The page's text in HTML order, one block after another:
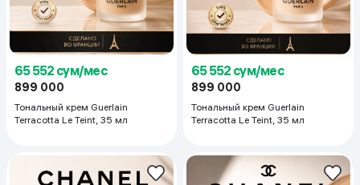
65 552 сум/мес
899 000
Тональный крем Guerlain
Terracotta Le Teint, 35 мл
65 552 сум/мес
899 000
Тональный крем Guerlain
Terracotta Le Teint, 35 мл